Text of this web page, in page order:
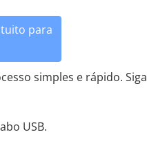
para
simples e rápido. Siga
USB.